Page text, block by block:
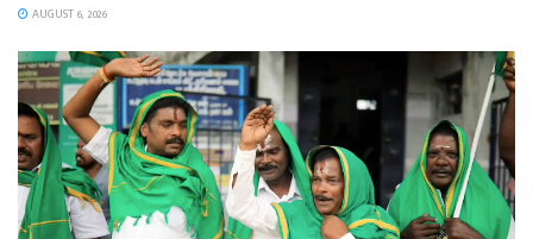
AUGUST 6, 2026